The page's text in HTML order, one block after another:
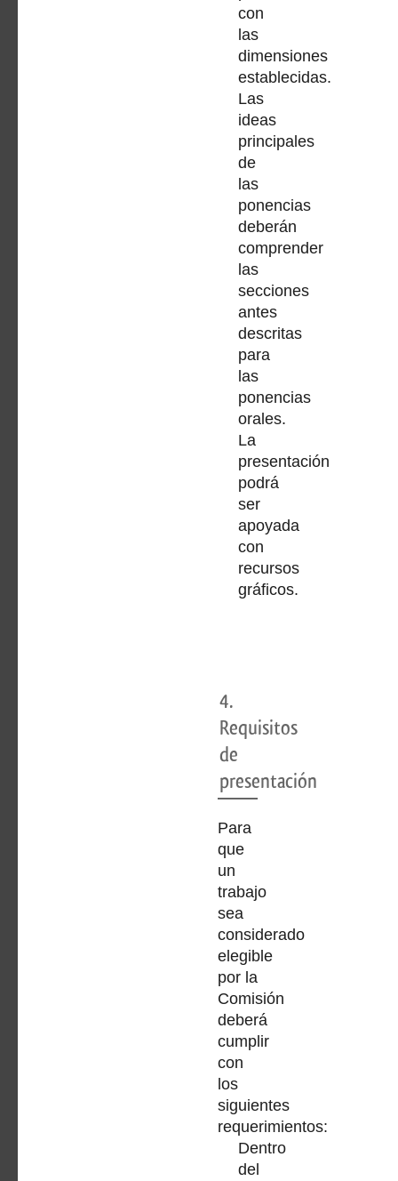
con
las
dimensiones
establecidas.
Las
ideas
principales
de
las
ponencias
deberán
comprender
las
secciones
antes
descritas
para
las
ponencias
orales.
La
presentación
podrá
ser
apoyada
con
recursos
gráficos.
4.
Requisitos
de
presentación
Para
que
un
trabajo
sea
considerado
elegible
por la
Comisión
deberá
cumplir
con
los
siguientes
requerimientos:
Dentro
del